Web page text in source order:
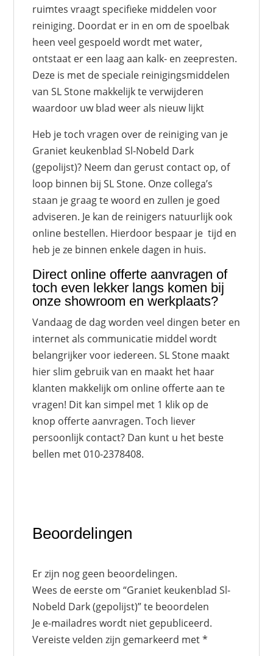
ruimtes vraagt specifieke middelen voor
reiniging. Doordat er in en om de spoelbak
heen veel gespoeld wordt met water,
ontstaat er een laag aan kalk- en zeepresten.
Deze is met de speciale reinigingsmiddelen
van SL Stone makkelijk te verwijderen
waardoor uw blad weer als nieuw lijkt
Heb je toch vragen over de reiniging van je
Graniet keukenblad Sl-Nobeld Dark
(gepolijst)? Neem dan gerust contact op, of
loop binnen bij SL Stone. Onze collega’s
staan je graag te woord en zullen je goed
adviseren. Je kan de reinigers natuurlijk ook
online bestellen. Hierdoor bespaar je tijd en
heb je ze binnen enkele dagen in huis.
Direct online offerte aanvragen of
toch even lekker langs komen bij
onze showroom en werkplaats?
Vandaag de dag worden veel dingen beter en
internet als communicatie middel wordt
belangrijker voor iedereen. SL Stone maakt
hier slim gebruik van en maakt het haar
klanten makkelijk om online offerte aan te
vragen! Dit kan simpel met 1 klik op de
knop offerte aanvragen. Toch liever
persoonlijk contact? Dan kunt u het beste
bellen met 010-2378408.
Beoordelingen
Er zijn nog geen beoordelingen.
Wees de eerste om “Graniet keukenblad Sl-
Nobeld Dark (gepolijst)” te beoordelen
Je e-mailadres wordt niet gepubliceerd.
Vereiste velden zijn gemarkeerd met*